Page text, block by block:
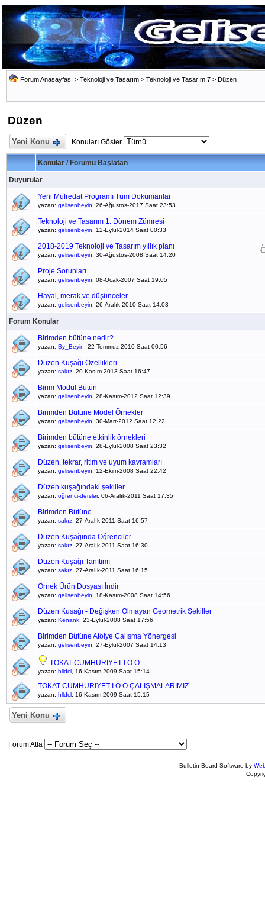
Forum Anasayfası > Teknoloji ve Tasarım > Teknoloji ve Tasarım 7 > Düzen
Düzen
Yeni Konu Konuları Göster
Konular / Forumu Başlatan
Duyurular
Yeni Müfredat Programı Tüm Dokümanlar
yazan: gelisenbeyin , 26-Ağustos-2017 Saat 23:53
Teknoloji ve Tasarım 1. Dönem Zümresi
yazan: gelisenbeyin , 12-Eylül-2014 Saat 00:33
2018-2019 Teknoloji ve Tasarım yıllık planı
yazan: gelisenbeyin , 30-Ağustos-2008 Saat 14:20
Proje Sorunları
yazan: gelisenbeyin , 08-Ocak-2007 Saat 19:05
Hayal, merak ve düşünceler
yazan: gelisenbeyin , 26-Aralık-2010 Saat 14:03
Forum Konular
Birimden bütüne nedir?
yazan: By_Beyin , 22-Temmuz-2010 Saat 00:56
Düzen Kuşağı Özellikleri
yazan: sakız , 20-Kasım-2013 Saat 16:47
Birim Modül Bütün
yazan: gelisenbeyin , 28-Kasım-2012 Saat 12:39
Birimden Bütüne Model Örnekler
yazan: gelisenbeyin , 30-Mart-2012 Saat 12:22
Birimden bütüne etkinlik örnekleri
yazan: gelisenbeyin , 28-Eylül-2008 Saat 23:32
Düzen, tekrar, ritim ve uyum kavramları
yazan: gelisenbeyin , 12-Ekim-2008 Saat 22:42
Düzen kuşağındaki şekiller
yazan: öğrenci-dersler, 06-Aralık-2011 Saat 17:35
Birimden Bütüne
yazan: sakız , 27-Aralık-2011 Saat 16:57
Düzen Kuşağında Öğrenciler
yazan: sakız , 27-Aralık-2011 Saat 16:30
Düzen Kuşağı Tanıtımı
yazan: sakız , 27-Aralık-2011 Saat 16:15
Örnek Ürün Dosyası İndir
yazan: gelisenbeyin , 18-Kasım-2008 Saat 14:56
Düzen Kuşağı - Değişken Olmayan Geometrik Şekiller
yazan: Kenank , 23-Eylül-2008 Saat 17:56
Birimden Bütüne Atölye Çalışma Yönergesi
yazan: gelisenbeyin , 27-Eylül-2007 Saat 14:13
TOKAT CUMHURİYET İ.Ö.O
yazan: hlldcl , 16-Kasım-2009 Saat 15:14
TOKAT CUMHURİYET İ.Ö.O ÇALIŞMALARIMIZ
yazan: hlldcl , 16-Kasım-2009 Saat 15:15
Yeni Konu
Forum Atla
Bulletin Board Software by